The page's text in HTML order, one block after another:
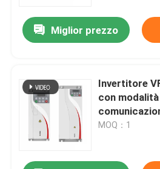
Miglior prezzo
Invertitore
con
MOQ：1